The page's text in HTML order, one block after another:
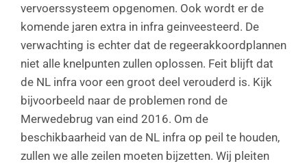
vervoerssysteem opgenomen. Ook wordt er de
komende jaren extra in infra geinveesteerd. De
verwachting is echter dat de regeerakkoordplannen
niet alle knelpunten zullen oplossen. Feit blijft dat
de NL infra voor een groot deel verouderd is. Kijk
bijvoorbeeld naar de problemen rond de
Merwedebrug van eind 2016. Om de
beschikbaarheid van de NL infra op peil te houden,
zullen we alle zeilen moeten bijzetten. Wij pleiten